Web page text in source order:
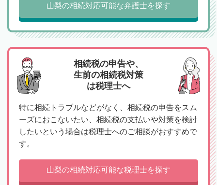
山梨の相続対応可能な弁護士を探す
相続税の申告や、
生前の相続税対策
は税理士へ
特に相続トラブルなどがなく、相続税の申告をスム
ーズにおこないたい、相続税の支払いや対策を検討
したいという場合は税理士へのご相談がおすすめで
す。
山梨の相続対応可能な税理士を探す